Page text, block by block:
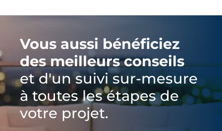
Vous aussi bénéficiez
des meilleurs conseils
et d'un suivi sur-mesure
à toutes les étapes de
votre projet.